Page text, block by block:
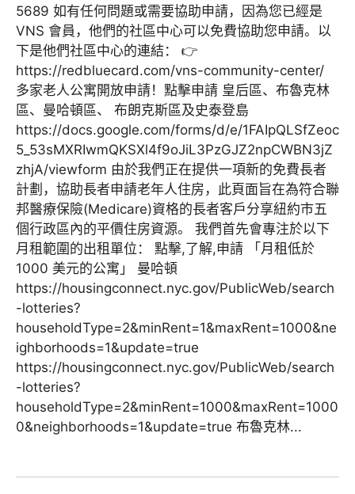
5689 如有任何問題或需要協助申請，因為您已經是
VNS 會員，他們的社區中心可以免費協助您申請。以
下是他們社區中心的連結： 👉
https://redbluecard.com/vns-community-center/
多家老人公寓開放申請！點擊申請 皇后區、布魯克林
區、曼哈頓區、 布朗克斯區及史泰登島
https://docs.google.com/forms/d/e/1FAIpQLSfZeoc
5_53sMXRIwmQKSXl4f9oJiL3PzGJZ2npCWBN3jZ
zhjA/viewform 由於我們正在提供一項新的免費長者
計劃，協助長者申請老年人住房，此頁面旨在為符合聯
邦醫療保險(Medicare)資格的長者客戶分享紐約市五
個行政區內的平價住房資源。 我們首先會專注於以下
月租範圍的出租單位： 點擊,了解,申請 「月租低於
1000 美元的公寓」 曼哈頓
https://housingconnect.nyc.gov/PublicWeb/search
-lotteries?
householdType=2&minRent=1&maxRent=1000&ne
ighborhoods=1&update=true
https://housingconnect.nyc.gov/PublicWeb/search
-lotteries?
householdType=2&minRent=1000&maxRent=1000
0&neighborhoods=1&update=true 布魯克林...